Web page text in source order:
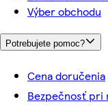
Výber obchodu
Potrebujete pomoc?
Cena doručenia
Bezpečnosť pri